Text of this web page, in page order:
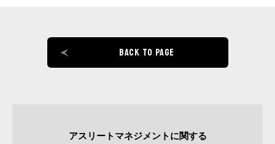
BACK TO PAGE
アスリートマネジメントに関する